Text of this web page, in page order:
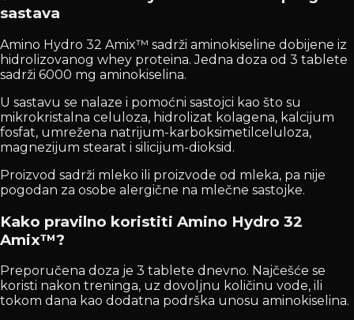
sastava
Amino Hydro 32 Amix™ sadrži aminokiseline dobijene iz
hidrolizovanog whey proteina. Jedna doza od 3 tablete
sadrži 6000 mg aminokiselina.
U sastavu se nalaze i pomoćni sastojci kao što su
mikrokristalna celuloza, hidrolizat kolagena, kalcijum
fosfat, umrežena natrijum-karboksimetilceluloza,
magnezijum stearat i silicijum-dioksid.
Proizvod sadrži mleko ili proizvode od mleka, pa nije
pogodan za osobe alergične na mlečne sastojke.
Kako pravilno koristiti Amino Hydro 32
Amix™?
Preporučena doza je 3 tablete dnevno. Najčešće se
koristi nakon treninga, uz dovoljnu količinu vode, ili
tokom dana kao dodatna podrška unosu aminokiselina.